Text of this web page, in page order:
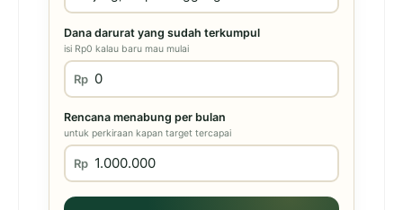
Dana darurat yang sudah terkumpul
isi Rp0 kalau baru mau mulai
Rp
Rencana menabung per bulan
untuk perkiraan kapan target tercapai
Rp